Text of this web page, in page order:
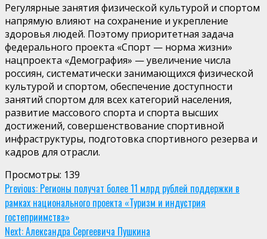
Регулярные занятия физической культурой и спортом
напрямую влияют на сохранение и укрепление
здоровья людей. Поэтому приоритетная задача
федерального проекта «Спорт — норма жизни»
нацпроекта «Демография» — увеличение числа
россиян, систематически занимающихся физической
культурой и спортом, обеспечение доступности
занятий спортом для всех категорий населения,
развитие массового спорта и спорта высших
достижений, совершенствование спортивной
инфраструктуры, подготовка спортивного резерва и
кадров для отрасли.
Просмотры: 139
Continue
Reading
Previous: Регионы получат более 11 млрд рублей поддержки в
рамках национального проекта «Туризм и индустрия
гостеприимства»
Next:Александра Сергеевича Пушкина